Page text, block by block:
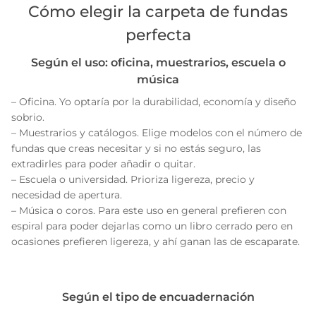
Cómo elegir la carpeta de fundas
perfecta
Según el uso: oficina, muestrarios, escuela o
música
– Oficina. Yo optaría por la durabilidad, economía y diseño
sobrio.
– Muestrarios y catálogos. Elige modelos con el número de
fundas que creas necesitar y si no estás seguro, las
extradirles para poder añadir o quitar.
– Escuela o universidad. Prioriza ligereza, precio y
necesidad de apertura.
– Música o coros. Para este uso en general prefieren con
espiral para poder dejarlas como un libro cerrado pero en
ocasiones prefieren ligereza, y ahí ganan las de escaparate.
Según el tipo de encuadernación